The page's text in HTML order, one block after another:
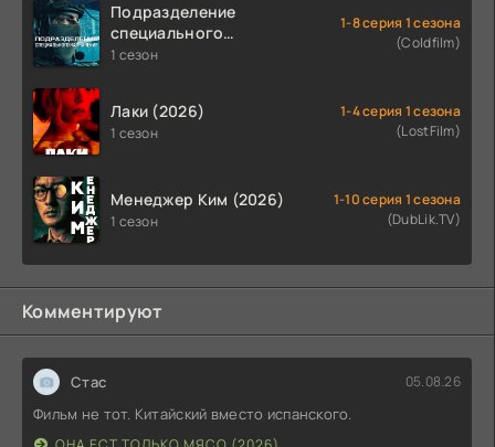
Подразделение
специального
назначения (2026)
1 сезон
1-8 серия 1 сезона
(Coldfilm)
Лаки (2026)
1 сезон
1-4 серия 1 сезона
(LostFilm)
Менеджер Ким (2026)
1 сезон
1-10 серия 1 сезона
(DubLik.TV)
Комментируют
Стас 05.08.26
Фильм не тот. Китайский вместо испанского.